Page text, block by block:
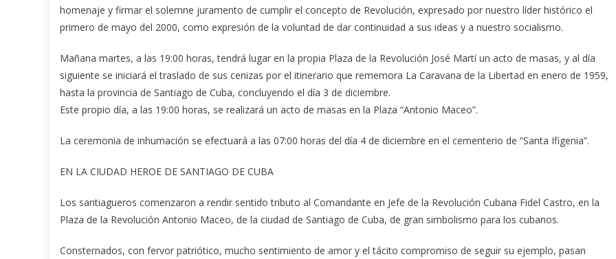
homenaje y firmar el solemne juramento de cumplir el concepto de Revolución, expresado por nuestro líder histórico el
primero de mayo del 2000, como expresión de la voluntad de dar continuidad a sus ideas y a nuestro socialismo.
Mañana martes, a las 19:00 horas, tendrá lugar en la propia Plaza de la Revolución José Martí un acto de masas, y al día
siguiente se iniciará el traslado de sus cenizas por el itinerario que rememora La Caravana de la Libertad en enero de 1959,
hasta la provincia de Santiago de Cuba, concluyendo el día 3 de diciembre.
Este propio día, a las 19:00 horas, se realizará un acto de masas en la Plaza “Antonio Maceo”.
La ceremonia de inhumación se efectuará a las 07:00 horas del día 4 de diciembre en el cementerio de “Santa Ifigenia”.
EN LA CIUDAD HEROE DE SANTIAGO DE CUBA
Los santiagueros comenzaron a rendir sentido tributo al Comandante en Jefe de la Revolución Cubana Fidel Castro, en la
Plaza de la Revolución Antonio Maceo, de la ciudad de Santiago de Cuba, de gran simbolismo para los cubanos.
Consternados, con fervor patriótico, mucho sentimiento de amor y el tácito compromiso de seguir su ejemplo, pasan